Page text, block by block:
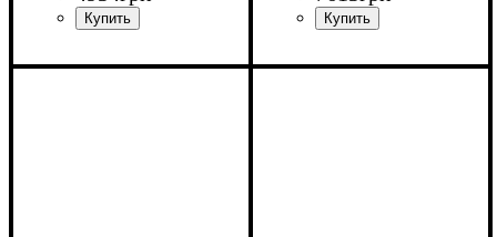
Длина: 81,5 (+81,5) см
Длина: 130 (+40) см